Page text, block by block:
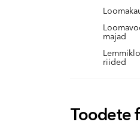
majad
riided
Toodete